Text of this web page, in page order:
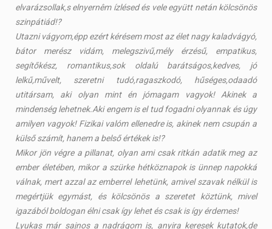
elvarázsollak,s elnyernêm ízlésed és vele együtt netán kölcsönös
szinpátiád!?
Utazni vágyom,épp ezért kérésem most az élet nagy kaladvágyó,
bátor merész vidám, melegszivű,mély érzésű, empatikus,
segítőkész, romantikus,sok oldalú barátságos,kedves, jó
lelkű,művelt, szeretni tudó,ragaszkodó, hűséges,odaadó
utitársam, aki olyan mint én jómagam vagyok! Akinek a
mindenség lehetnek.Aki engem is el tud fogadni olyannak és úgy
amilyen vagyok! Fizikai valóm ellenedre is, akinek nem csupán a
külső számít, hanem a belső értékek is!?
Mikor jön végre a pillanat, olyan ami csak ritkán adatik meg az
ember életében, mikor a szürke hétköznapok is ünnep napokká
válnak, mert azzal az emberrel lehetünk, amivel szavak nélkül is
megértjük egymást, és kölcsönös a szeretet köztünk, mivel
igazából boldogan élni csak így lehet és csak is így érdemes!
Lyukas már sajnos a nadrágom is, anyira keresek kutatok,de